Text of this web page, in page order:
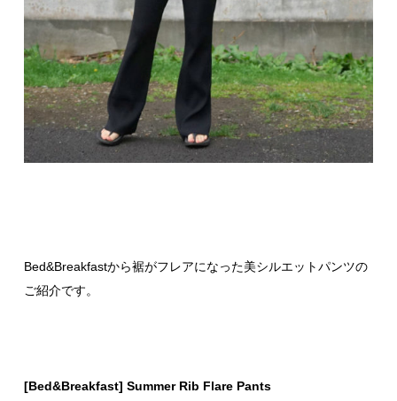
Bed&Breakfastから裾がフレアになった美シルエットパンツの
ご紹介です。
[Bed&Breakfast] Summer Rib Flare Pants